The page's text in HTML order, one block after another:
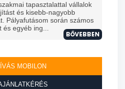
tapasztalattal vállalok
és kisebb-nagyobb
Pályafutásom során számos
és egyéb ing...
BŐVEBBEN
MOBILON